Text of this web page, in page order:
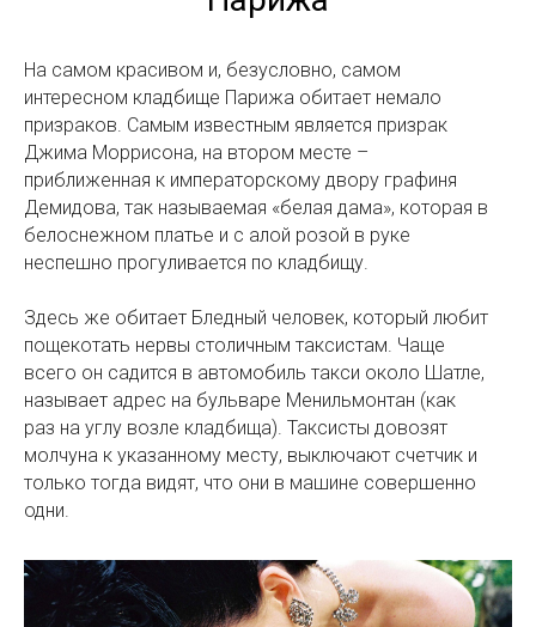
На самом красивом и, безусловно, самом
интересном кладбище Парижа обитает немало
призраков. Самым известным является призрак
Джима Моррисона, на втором месте –
приближенная к императорскому двору графиня
Демидова, так называемая «белая дама», которая в
белоснежном платье и с алой розой в руке
неспешно прогуливается по кладбищу.
Здесь же обитает Бледный человек, который любит
пощекотать нервы столичным таксистам. Чаще
всего он садится в автомобиль такси около Шатле,
называет адрес на бульваре Менильмонтан (как
раз на углу возле кладбища). Таксисты довозят
молчуна к указанному месту, выключают счетчик и
только тогда видят, что они в машине совершенно
одни.